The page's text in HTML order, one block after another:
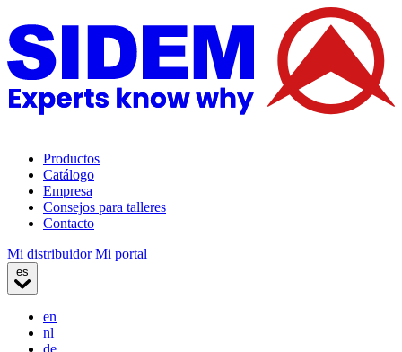
Productos
Catálogo
Empresa
Consejos para talleres
Contacto
Mi distribuidor Mi portal
es
en
nl
de